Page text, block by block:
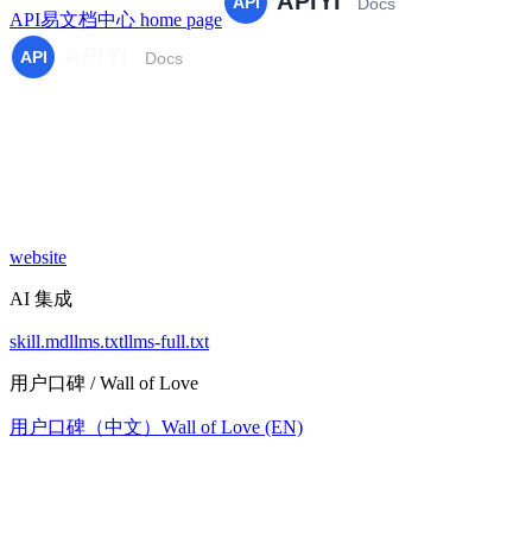
API易文档中心 home page
website
AI 集成
skill.mdllms.txtllms-full.txt
用户口碑 / Wall of Love
用户口碑（中文） Wall of Love (EN)